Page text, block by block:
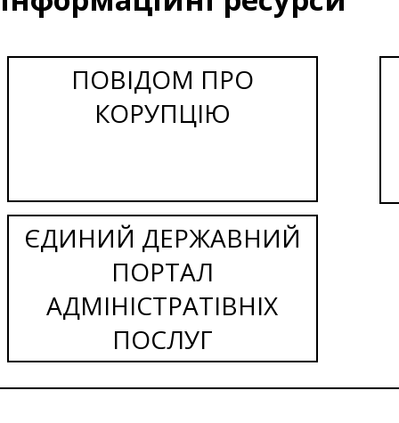
ПОВІДОМ ПРО
КОРУПЦІЮ
ЄДИНИЙ ДЕРЖАВНИЙ
ПОРТАЛ
АДМІНІСТРАТІВНІХ
ПОСЛУГ